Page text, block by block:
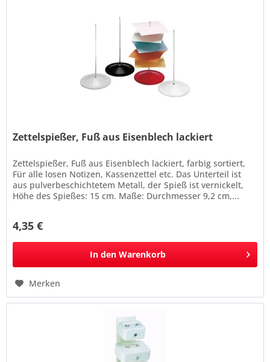
Zettelspießer, Fuß aus Eisenblech lackiert
Zettelspießer, Fuß aus Eisenblech lackiert, farbig sortiert,
Für alle losen Notizen, Kassenzettel etc. Das Unterteil ist
aus pulverbeschichtetem Metall, der Spieß ist vernickelt,
Höhe des Spießes: 15 cm. Maße: Durchmesser 9,2 cm,...
4,35 €
In den Warenkorb
Merken